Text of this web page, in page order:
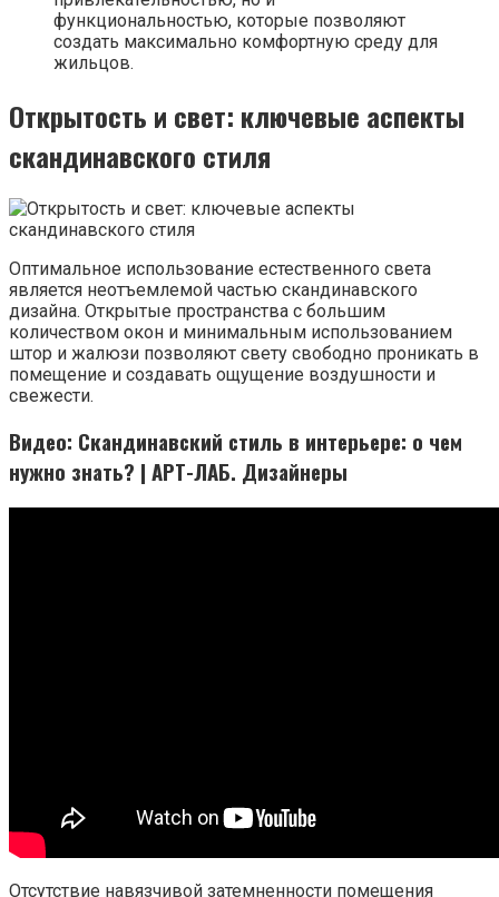
функциональностью, которые позволяют
создать максимально комфортную среду для
жильцов.
Открытость и свет: ключевые аспекты
скандинавского стиля
Оптимальное использование естественного света
является неотъемлемой частью скандинавского
дизайна. Открытые пространства с большим
количеством окон и минимальным использованием
штор и жалюзи позволяют свету свободно проникать в
помещение и создавать ощущение воздушности и
свежести.
Видео: Скандинавский стиль в интерьере: о чем
нужно знать? | АРТ-ЛАБ. Дизайнеры
Отсутствие навязчивой затемненности помещения